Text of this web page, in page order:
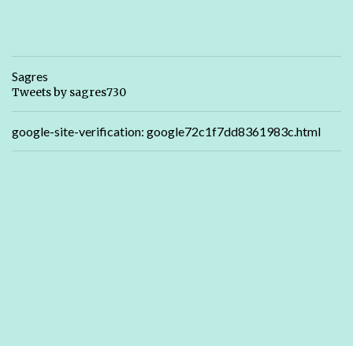
Sagres
Tweets by sagres730
google-site-verification: google72c1f7dd8361983c.html